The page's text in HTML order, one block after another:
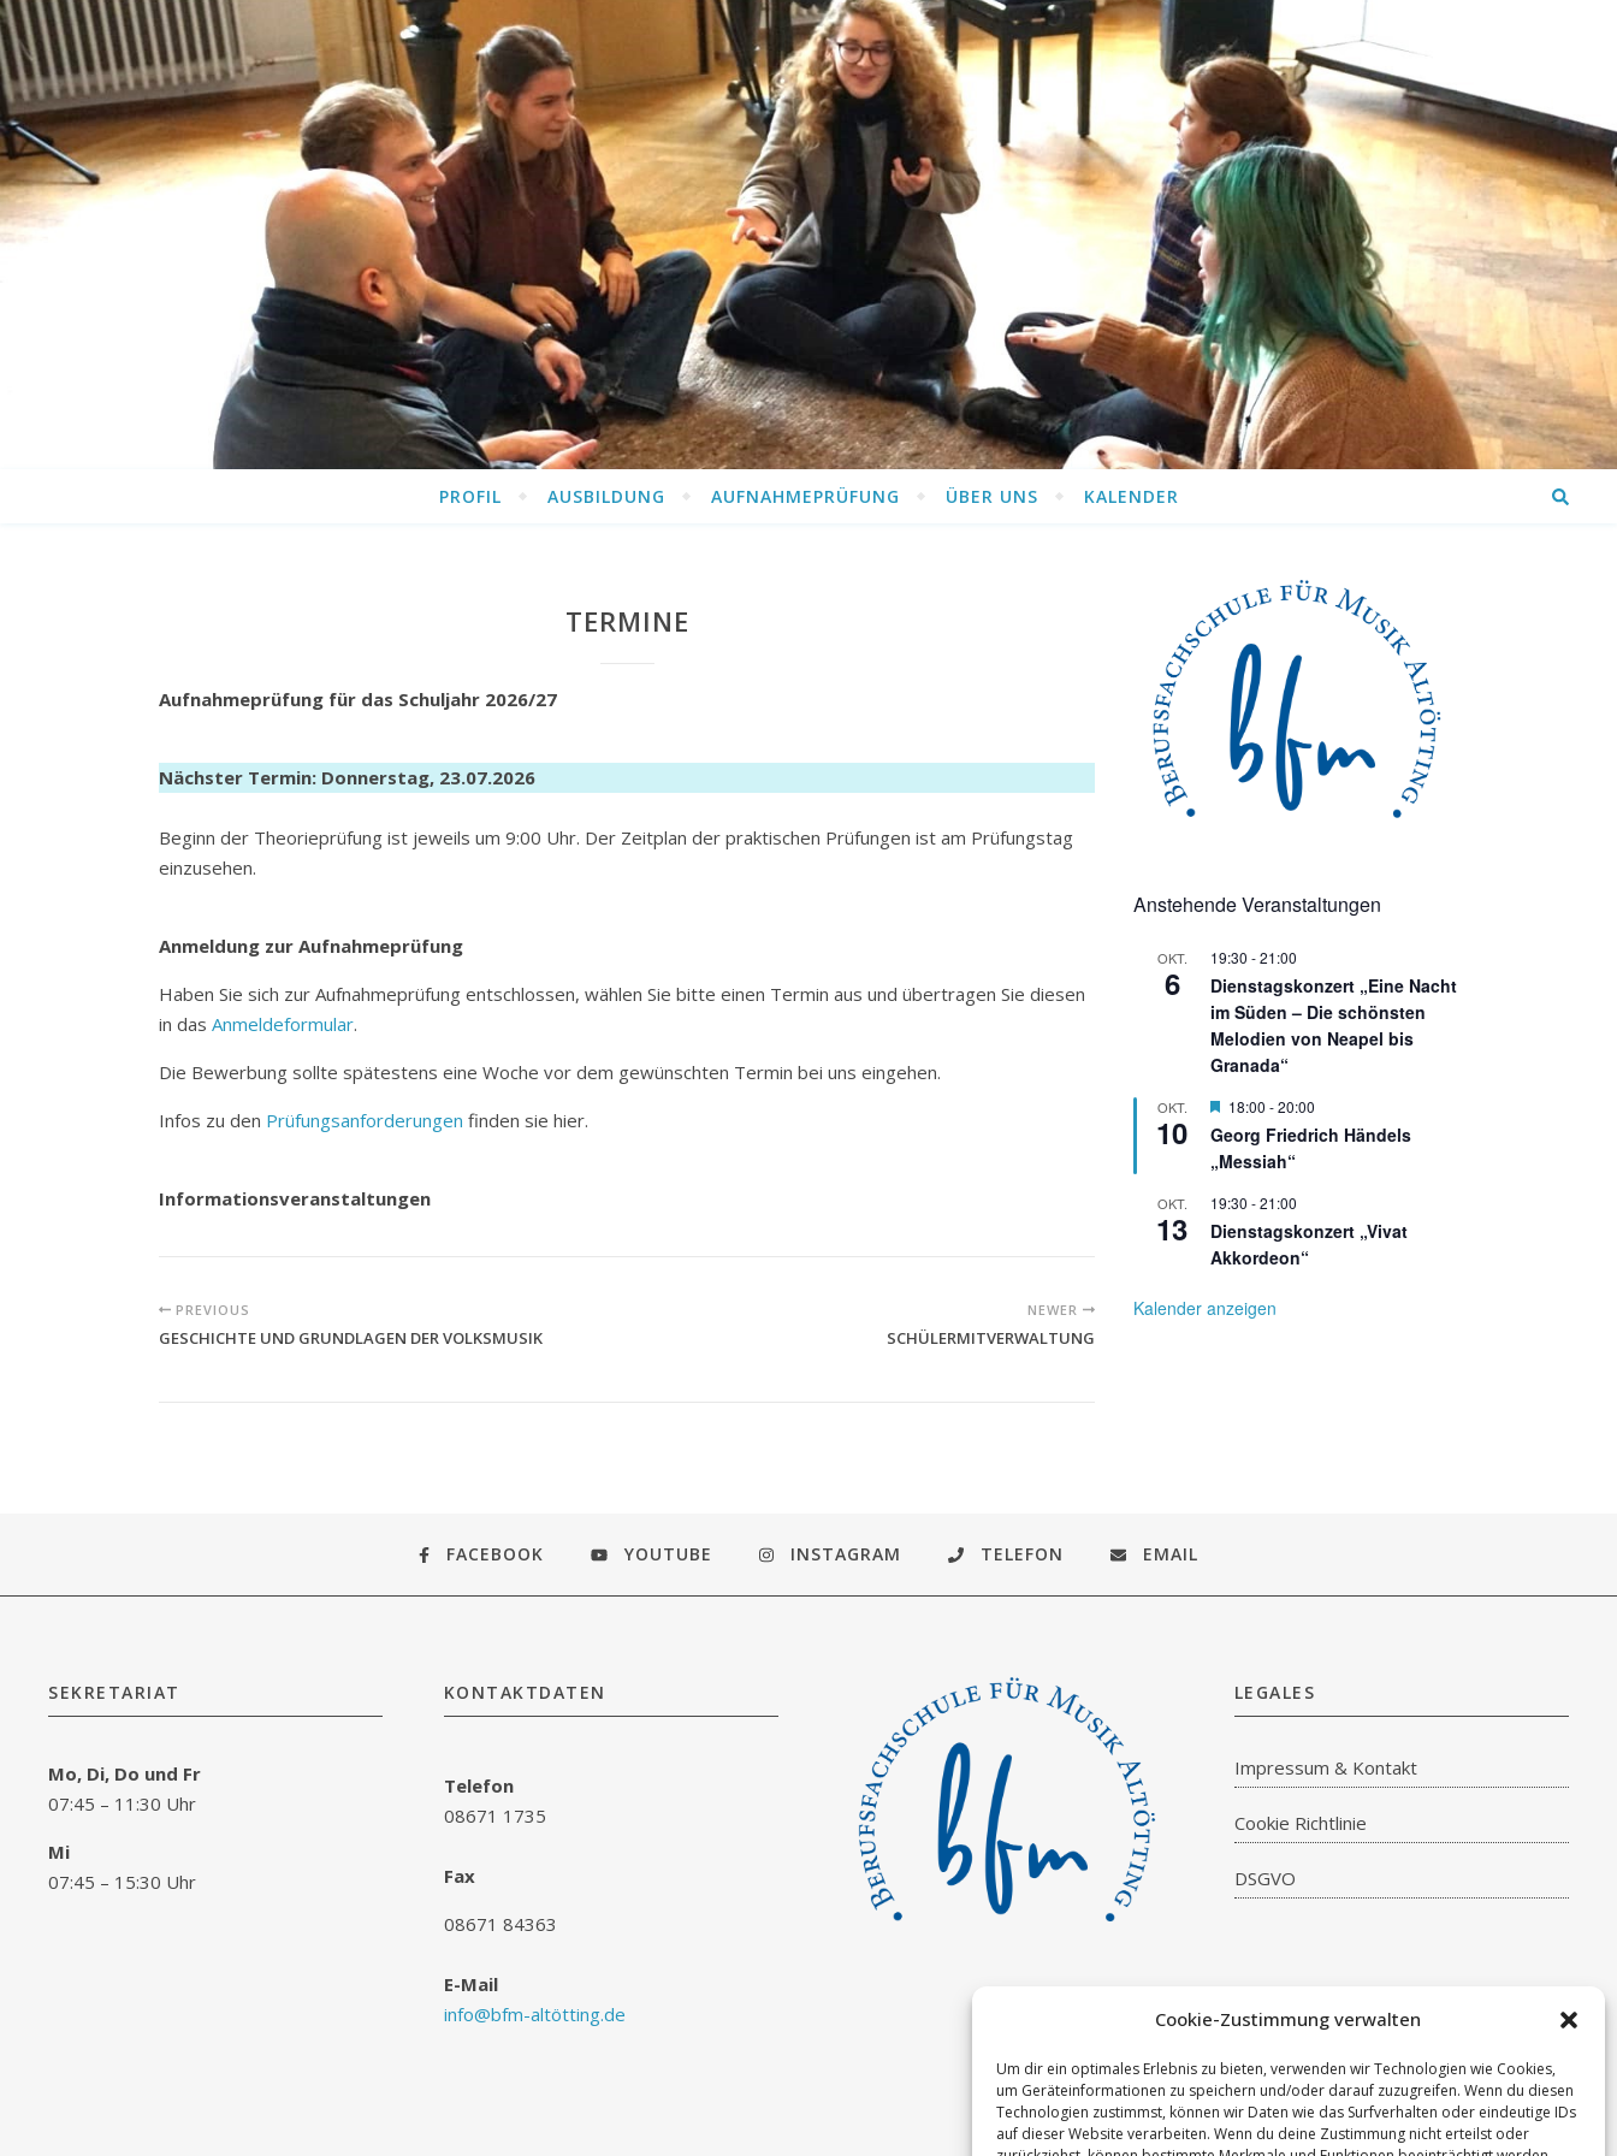
Cookie-Zustimmung verwalten
Um dir ein optimales Erlebnis zu bieten, verwenden wir Technologien wie Cookies,
um Geräteinformationen zu speichern und/oder darauf zuzugreifen. Wenn du diesen
Technologien zustimmst, können wir Daten wie das Surfverhalten oder eindeutige IDs
auf dieser Website verarbeiten. Wenn du deine Zustimmung nicht erteilst oder
PROFIL AUSBILDUNG AUFNAHMEPRÜFUNG ÜBER UNS KALENDER
TERMINE
Aufnahmeprüfung für das Schuljahr 2026/27
Nächster Termin: Donnerstag, 23.07.2026
Beginn der Theorieprüfung ist jeweils um 9:00 Uhr. Der Zeitplan der praktischen Prüfungen ist am Prüfungstag
einzusehen.
Anmeldung zur Aufnahmeprüfung
Haben Sie sich zur Aufnahmeprüfung entschlossen, wählen Sie bitte einen Termin aus und übertragen Sie diesen
in das Anmeldeformular.
Die Bewerbung sollte spätestens eine Woche vor dem gewünschten Termin bei uns eingehen.
Infos zu den Prüfungsanforderungen finden sie hier.
Informationsveranstaltungen
PREVIOUS
GESCHICHTE UND GRUNDLAGEN DER VOLKSMUSIK
NEWER
SCHÜLERMITVERWALTUNG
Anstehende Veranstaltungen
OKT.
6
19:30 -21:00
Dienstagskonzert „Eine Nacht
im Süden – Die schönsten
Melodien von Neapel bis
Granada“
OKT.
10
Hervorgehoben
18:00 -20:00
Georg Friedrich Händels
„Messiah“
OKT.
13
19:30 -21:00
Dienstagskonzert „Vivat
Akkordeon“
Kalender anzeigen
FACEBOOK YOUTUBE INSTAGRAM TELEFON EMAIL
SEKRETARIAT
Mo, Di, Do und Fr
07:45 – 11:30 Uhr
Mi
07:45 – 15:30 Uhr
KONTAKTDATEN
Telefon
08671 1735
Fax
08671 84363
E-Mail
info@bfm-altötting.de
LEGALES
Impressum & Kontakt
Cookie Richtlinie
DSGVO